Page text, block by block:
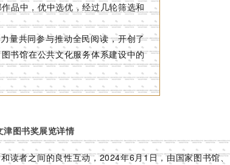
品中，优中选优，经过几轮筛选和
量共同参与推动全民阅读，开创了
书馆在公共文化服务体系建设中的
津图书奖展览详情
读者之间的良性互动，2024年6月1日，由国家图书馆、